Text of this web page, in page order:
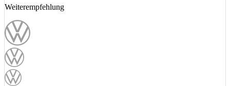
Weiterempfehlung